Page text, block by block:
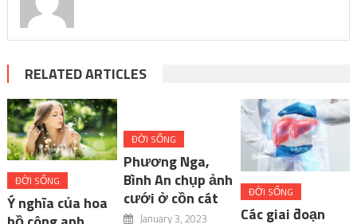
RELATED ARTICLES
ĐỜI SỐNG
Ý nghĩa của hoa
ĐỜI SỐNG
Phương Nga,
Bình An chụp ảnh
cưới ở cồn cát
January 3, 2023
ĐỜI SỐNG
Các giai đoạn